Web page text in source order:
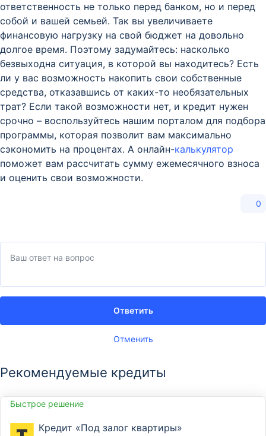
ответственность не только перед банком, но и перед
собой и вашей семьей. Так вы увеличиваете
финансовую нагрузку на свой бюджет на довольно
долгое время. Поэтому задумайтесь: насколько
безвыходна ситуация, в которой вы находитесь? Есть
ли у вас возможность накопить свои собственные
средства, отказавшись от каких-то необязательных
трат? Если такой возможности нет, и кредит нужен
срочно – воспользуйтесь нашим порталом для подбора
программы, которая позволит вам максимально
сэкономить на процентах. А онлайн-калькулятор
поможет вам рассчитать сумму ежемесячного взноса
и оценить свои возможности.
0
Отменить
Ответить
Рекомендуемые кредиты
Быстрое решение
Кредит «Под залог квартиры»